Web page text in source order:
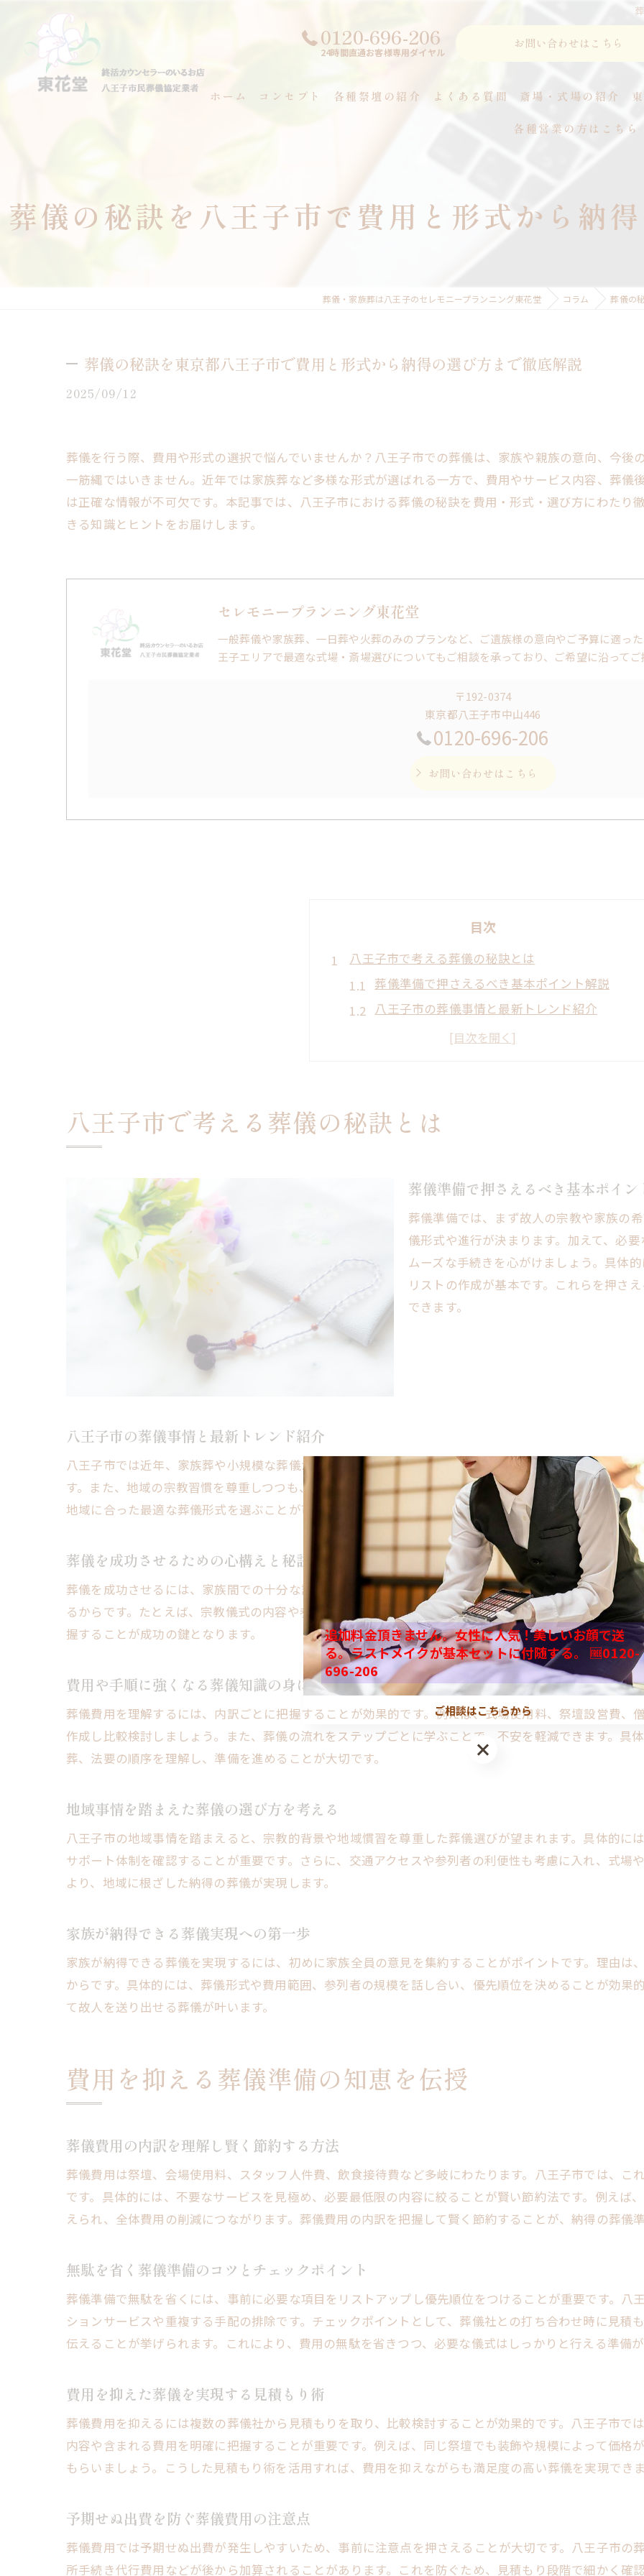
0120-696-206
24時間直通お客様専用ダイヤル
お問い合わせはこちら
ホーム コンセプト 各種祭壇の紹介 よくある質問 斎場・式場の紹介
各種営業の方はこちら
葬儀の秘訣を八王子市で費用と形式から納
葬儀・家族葬は八王子のセレモニープランニング東花堂 コラム 葬儀の
葬儀の秘訣を東京都八王子市で費用と形式から納得の選び方まで徹底解説
2025/09/12
葬儀を行う際、費用や形式の選択で悩んでいませんか？八王子市での葬儀は、家族や親族の意向、今後
一筋縄ではいきません。近年では家族葬など多様な形式が選ばれる一方で、費用やサービス内容、葬儀
は正確な情報が不可欠です。本記事では、八王子市における葬儀の秘訣を費用・形式・選び方にわたり
きる知識とヒントをお届けします。
セレモニープランニング東花堂
一般葬儀や家族葬、一日葬や火葬のみのプランなど、ご遺族様の意向やご予算に適っ
王子エリアで最適な式場・斎場選びについてもご相談を承っており、ご希望に沿ってご
〒192-0374
東京都八王子市中山446
0120-696-206
お問い合わせはこちら
目次
八王子市で考える葬儀の秘訣とは
葬儀準備で押さえるべき基本ポイント解説
八王子市の葬儀事情と最新トレンド紹介
葬儀を成功させるための心構えと秘訣
家族が納得できる葬儀実現への第一歩
費用を抑える葬儀準備の知恵を伝授
無駄を省く葬儀準備のコツとチェックポイント
費用を抑えた葬儀を実現する見積もり術
予期せぬ出費を防ぐ葬儀費用の注意点
葬儀費用節約と満足度を両立する工夫
安心できる葬儀費用対策の実践例を紹介
家族の意向を形にする葬儀選びの極意
感謝が伝わる葬儀演出のポイントを解説
形式や規模ごとの葬儀メリットを比較
家族葬と一般葬のメリット・デメリット比較
小規模葬儀の特徴と家族に適した選び方
参列人数別にみる葬儀の費用と特徴
直葬のメリットと注意すべきポイント
形式ごとの葬儀流れと費用の違いを知る
自分たちに最適な葬儀規模の見極め方
後悔しない葬儀のための事前準備とは
事前相談で安心できる葬儀準備の進め方
必要書類や手続きの確認ポイントまとめ
葬儀に備えるべき費用と準備リスト解説
葬儀後も困らないための事前情報収集法
安心して任せる葬儀社選びのポイント
信頼できる葬儀社を選ぶ際のチェック項目
葬儀社との事前打合せで確認すべき事項
後悔しないための葬儀社比較ポイント
遺骨の供養方法と選択肢を分かりやすく解説
費用を抑えた遺骨供養のポイントを伝授
アフターケアも大切な葬儀後のサポート情報
八王子市で納得できる葬儀実現のヒント
八王子市で満足度の高い葬儀の進め方提案
八王子市で安心できる葬儀準備の流れ解説
地域事情に合わせた葬儀のアドバイス集
大切な人を送る葬儀で後悔しないために
八王子市で考える葬儀の秘訣とは
葬儀準備で押さえるべき基本ポイン
葬儀準備では、まず故人の宗教や家族の
儀形式や進行が決まります。加えて、必
ムーズな手続きを心がけましょう。具体
リストの作成が基本です。これらを押さ
できます。
八王子市の葬儀事情と最新トレンド紹介
八王子市では近年、家族葬や小規模な葬儀が増加傾向にあります。これは費用面の負担軽減や故人の意
す。また、地域の宗教習慣を尊重しつつも、自由度の高いプランを提供する葬儀社が増えているのが特
地域に合った最適な葬儀形式を選ぶことが可能です。
葬儀を成功させるための心構えと秘訣
葬儀を成功させるには、家族間での十分な話し合いが不可欠です。理由は、故人の意志と家族の意向を
るからです。たとえば、宗教儀式の内容や参列者の範囲を事前に共有するとよいでしょう。結局、心構
握することが成功の鍵となります。
費用や手順に強くなる葬儀知識の身につけ方
葬儀費用を理解するには、内訳ごとに把握することが効果的です。例えば、式場使用料、祭壇設営費、
作成し比較検討しましょう。また、葬儀の流れをステップごとに学ぶことで、不安を軽減できます。具
葬、法要の順序を理解し、準備を進めることが大切です。
地域事情を踏まえた葬儀の選び方を考える
八王子市の地域事情を踏まえると、宗教的背景や地域慣習を尊重した葬儀選びが望まれます。具体的に
サポート体制を確認することが重要です。さらに、交通アクセスや参列者の利便性も考慮に入れ、式場
より、地域に根ざした納得の葬儀が実現します。
家族が納得できる葬儀実現への第一歩
家族が納得できる葬儀を実現するには、初めに家族全員の意見を集約することがポイントです。理由は
からです。具体的には、葬儀形式や費用範囲、参列者の規模を話し合い、優先順位を決めることが効果
て故人を送り出せる葬儀が叶います。
費用を抑える葬儀準備の知恵を伝授
葬儀費用の内訳を理解し賢く節約する方法
葬儀費用は祭壇、会場使用料、スタッフ人件費、飲食接待費など多岐にわたります。八王子市では、こ
です。具体的には、不要なサービスを見極め、必要最低限の内容に絞ることが賢い節約法です。例えば
えられ、全体費用の削減につながります。葬儀費用の内訳を把握して賢く節約することが、納得の葬儀準
無駄を省く葬儀準備のコツとチェックポイント
葬儀準備で無駄を省くには、事前に必要な項目をリストアップし優先順位をつけることが重要です。八
ションサービスや重複する手配の排除です。チェックポイントとして、葬儀社との打ち合わせ時に見積
伝えることが挙げられます。これにより、費用の無駄を省きつつ、必要な儀式はしっかりと行える準備が
費用を抑えた葬儀を実現する見積もり術
葬儀費用を抑えるには複数の葬儀社から見積もりを取り、比較検討することが効果的です。八王子市で
内容や含まれる費用を明確に把握することが重要です。例えば、同じ祭壇でも装飾や規模によって価格
もらいましょう。こうした見積もり術を活用すれば、費用を抑えながらも満足度の高い葬儀を実現できま
予期せぬ出費を防ぐ葬儀費用の注意点
葬儀費用では予期せぬ出費が発生しやすいため、事前に注意点を押さえることが大切です。八王子市の
所手続き代行費用などが後から加算されることがあります。これを防ぐため、見積もり段階で細かく確
追加料金頂きません。女性に人気！美しいお顔で送
る。ラストメイクが基本セットに付随する。 🆓0120-
696-206
ご相談はこちらから